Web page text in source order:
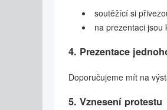
soutěžící si
na prezentaci jsou
4. Prezentace
Doporučujeme mít na
5. Vznesení protestu